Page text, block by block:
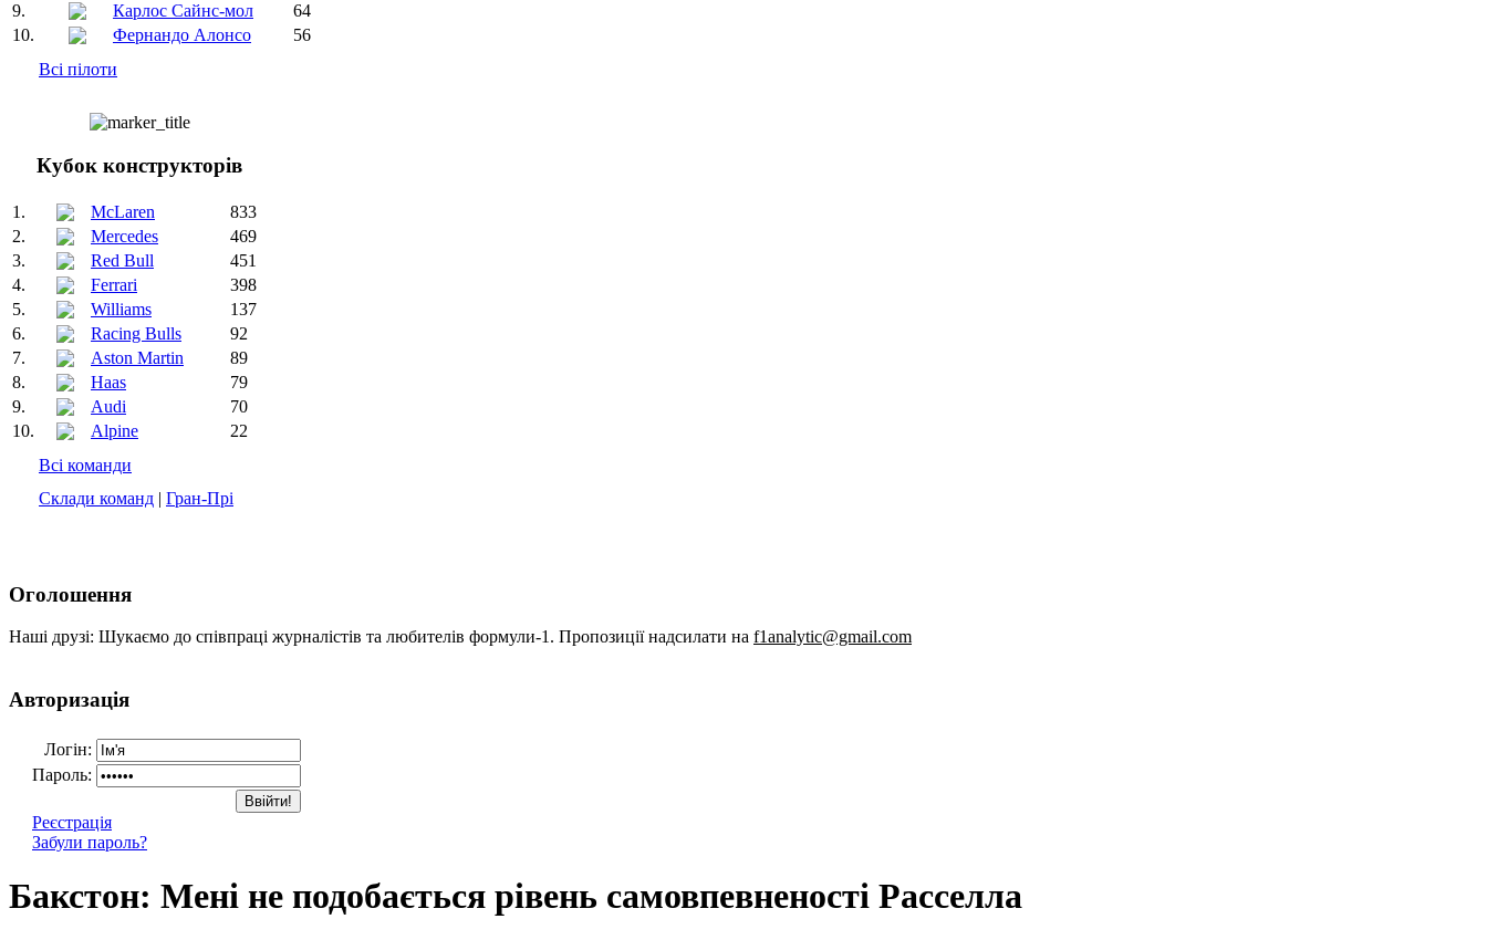
9.
Карлос Сайнс-мол
64
10.
Фернандо Алонсо
56
Всі пілоти
Кубок конструкторів
1. McLaren
833
2.
Mercedes
469
3.
Red Bull
451
4.
Ferrari
398
5.
Williams
137
6.
Racing Bulls
92
7.
Aston Martin
89
8.
Haas
79
9.
Audi
70
10.
Alpine
22
Всі команди
Склади команд | Гран-Прі
Оголошення
Наші друзі: Шукаємо до співпраці журналістів та любителів формули-1. Пропозиції надсилати на f1analytic@gmail.com
Авторизація
Логін:
Пароль:
Реєстрація
Забули пароль?
Бакстон: Мені не подобається рівень самовпевненості Расселла